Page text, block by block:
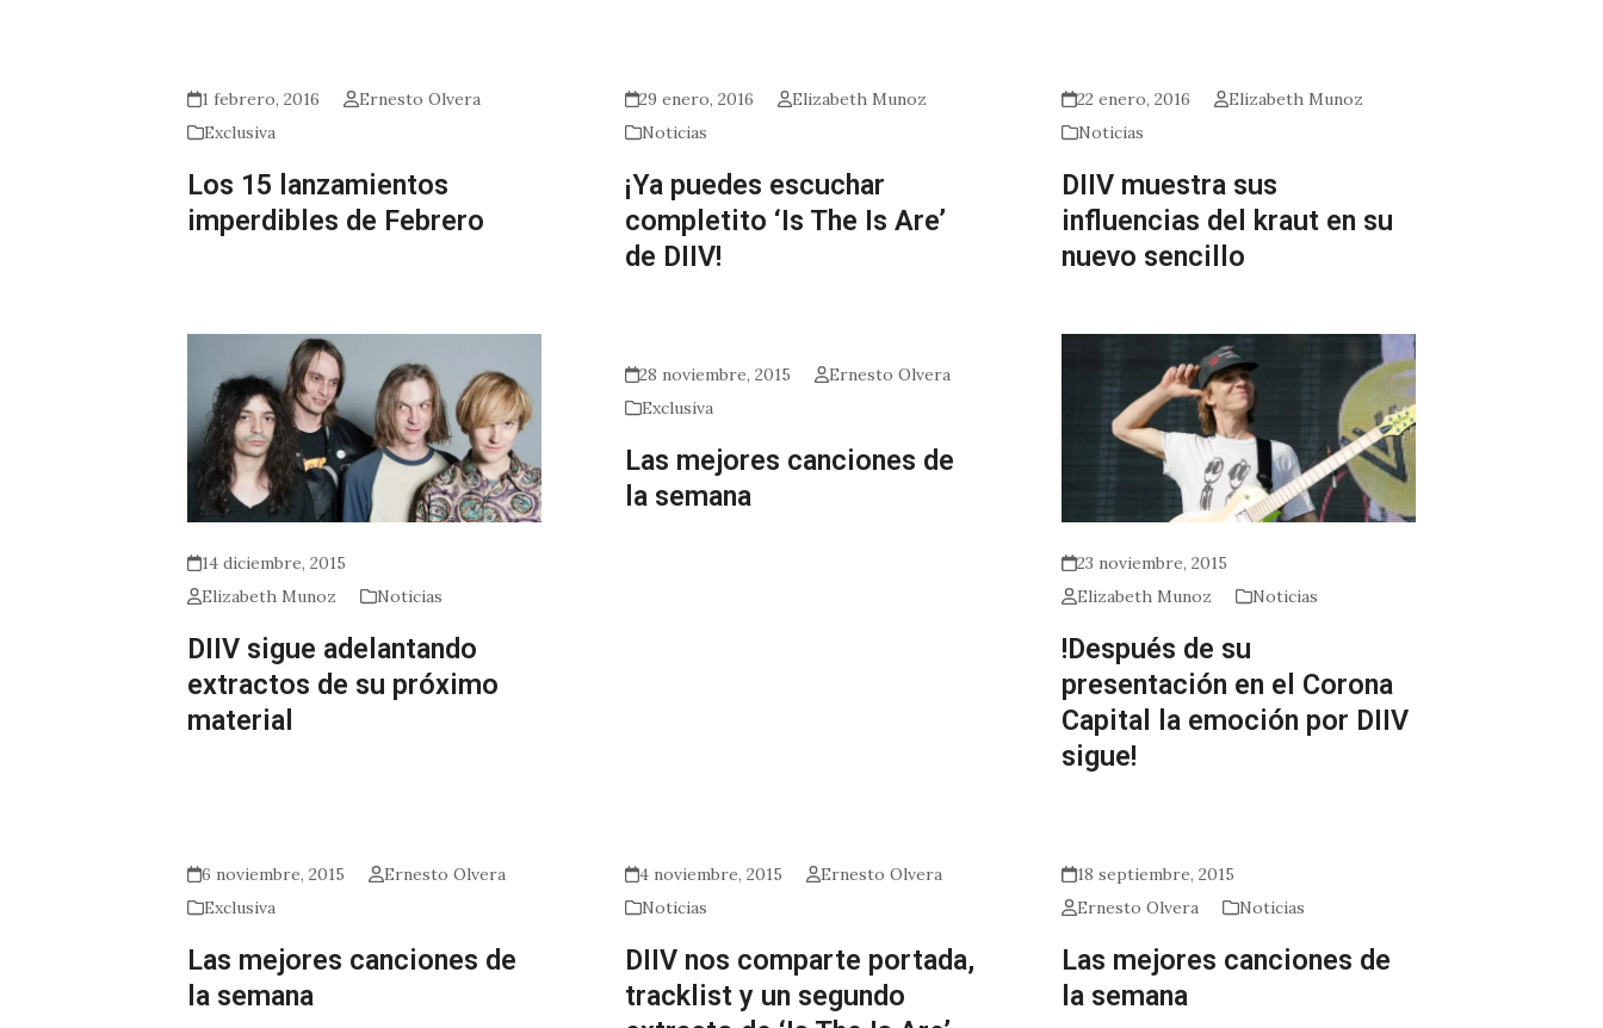
1 febrero, 2016
Ernesto Olvera
Exclusiva
Los 15 lanzamientos
imperdibles de Febrero
29 enero, 2016
Elizabeth Munoz
Noticias
¡Ya puedes escuchar
completito ‘Is The Is Are’
de DIIV!
22 enero, 2016
Elizabeth Munoz
Noticias
DIIV muestra sus
influencias del kraut en su
nuevo sencillo
14 diciembre, 2015
Elizabeth Munoz
Noticias
DIIV sigue adelantando
extractos de su próximo
material
28 noviembre, 2015
Ernesto Olvera
Exclusiva
Las mejores canciones de
la semana
23 noviembre, 2015
Elizabeth Munoz
Noticias
!Después de su
presentación en el Corona
Capital la emoción por DIIV
sigue!
6 noviembre, 2015
Ernesto Olvera
Exclusiva
Las mejores canciones de
la semana
4 noviembre, 2015
Ernesto Olvera
Noticias
DIIV nos comparte portada,
tracklist y un segundo
18 septiembre, 2015
Ernesto Olvera
Noticias
Las mejores canciones de
la semana